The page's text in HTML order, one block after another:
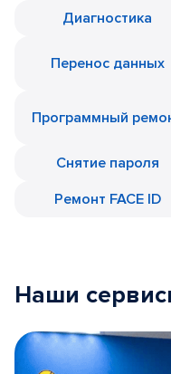
Диагностика
Перенос данных
Программный
Снятие пароля
Ремонт FACE ID
Наши